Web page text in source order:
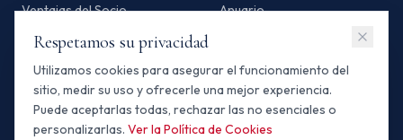
Respetamos su privacidad
Utilizamos cookies para asegurar el funcionamiento del
sitio, medir su uso y ofrecerle una mejor experiencia.
Puede aceptarlas todas, rechazar las no esenciales o
personalizarlas. Ver la Política de Cookies
Ventajas del Socio
Socios Standard
Socios Premium
Buscador de Socios
Anuario
Invertir en Marruecos